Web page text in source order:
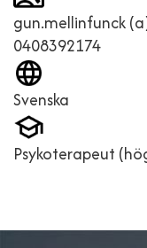
gun.mellinfunck
0408392174
Svenska
Psykoterapeut